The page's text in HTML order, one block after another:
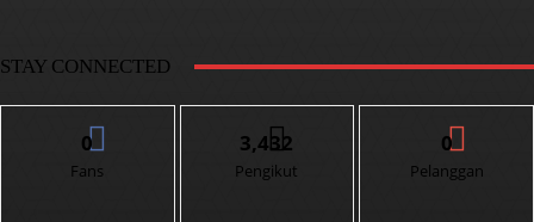
STAY CONNECTED
0
Fans
3,432
Pengikut
0
Pelanggan